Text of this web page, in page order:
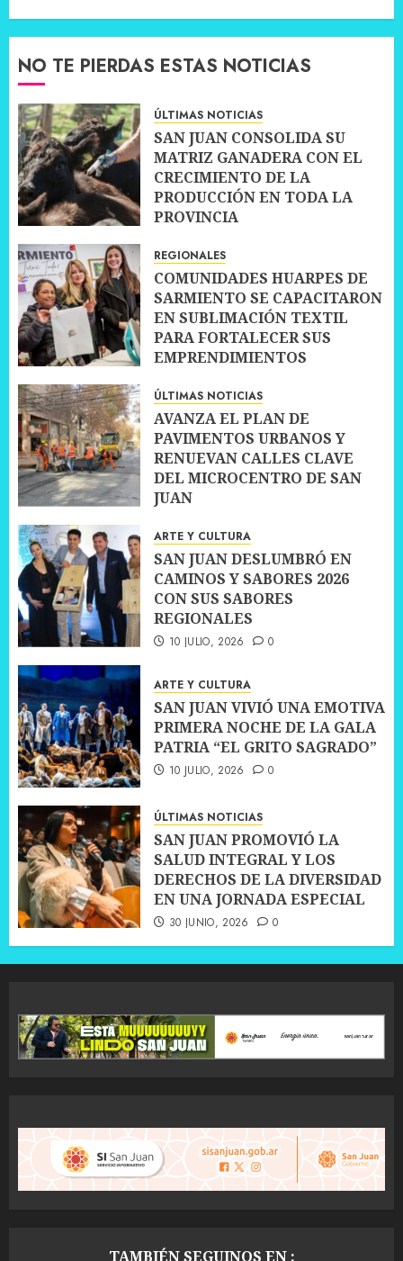
NO TE PIERDAS ESTAS NOTICIAS
ÚLTIMAS NOTICIAS
SAN JUAN CONSOLIDA SU
MATRIZ GANADERA CON EL
CRECIMIENTO DE LA
PRODUCCIÓN EN TODA LA
PROVINCIA
REGIONALES
COMUNIDADES HUARPES DE
SARMIENTO SE CAPACITARON
EN SUBLIMACIÓN TEXTIL
PARA FORTALECER SUS
EMPRENDIMIENTOS
ÚLTIMAS NOTICIAS
AVANZA EL PLAN DE
PAVIMENTOS URBANOS Y
RENUEVAN CALLES CLAVE
DEL MICROCENTRO DE SAN
JUAN
ARTE Y CULTURA
SAN JUAN DESLUMBRÓ EN
CAMINOS Y SABORES 2026
CON SUS SABORES
REGIONALES
10 JULIO, 2026 0
ARTE Y CULTURA
SAN JUAN VIVIÓ UNA EMOTIVA
PRIMERA NOCHE DE LA GALA
PATRIA “EL GRITO SAGRADO”
10 JULIO, 2026 0
ÚLTIMAS NOTICIAS
SAN JUAN PROMOVIÓ LA
SALUD INTEGRAL Y LOS
DERECHOS DE LA DIVERSIDAD
EN UNA JORNADA ESPECIAL
30 JUNIO, 2026 0
TAMBIÉN SEGUINOS EN :